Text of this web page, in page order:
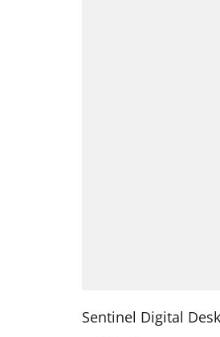
Sentinel Digital Desk